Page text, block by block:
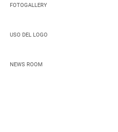
FOTOGALLERY
USO DEL LOGO
NEWS ROOM